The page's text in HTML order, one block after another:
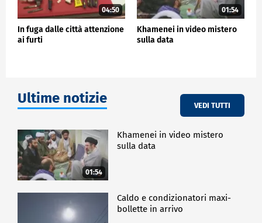
04:50
In fuga dalle città attenzione
ai furti
01:54
Khamenei in video mistero
sulla data
Ultime notizie VEDI TUTTI
01:54
Khamenei in video mistero
sulla data
Caldo e condizionatori maxi-
bollette in arrivo